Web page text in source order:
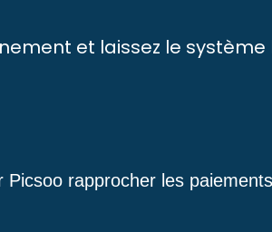
et laissez le système
rapprocher les